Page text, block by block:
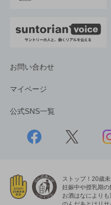
お問い合わせ
マイページ
公式SNS一覧
ストップ！20歳
妊娠中や授乳期の
お酒はなによりも